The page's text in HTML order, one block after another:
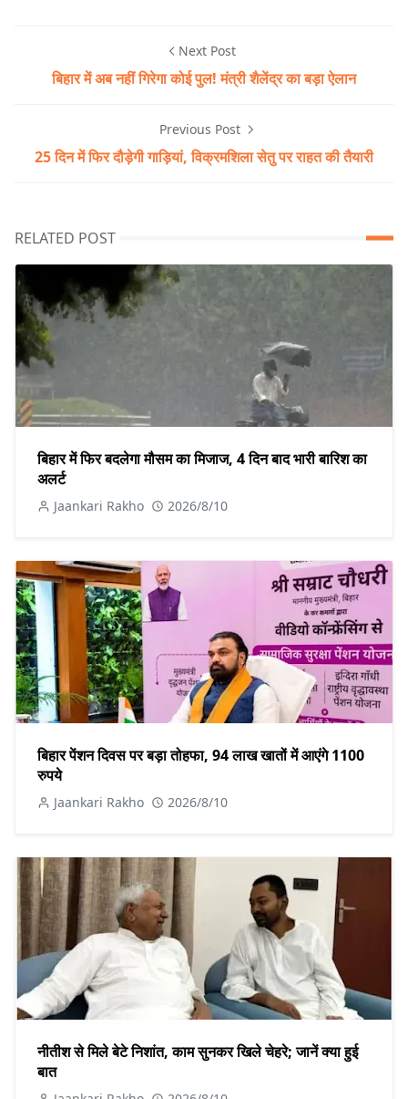
Next Post
बिहार में अब नहीं गिरेगा कोई पुल! मंत्री शैलेंद्र का बड़ा ऐलान
Previous Post
25 दिन में फिर दौड़ेगी गाड़ियां, विक्रमशिला सेतु पर राहत की तैयारी
RELATED POST
बिहार में फिर बदलेगा मौसम का मिजाज, 4 दिन बाद भारी बारिश का
अलर्ट
Jaankari Rakho 2026/8/10
बिहार पेंशन दिवस पर बड़ा तोहफा, 94 लाख खातों में आएंगे 1100
रुपये
Jaankari Rakho 2026/8/10
नीतीश से मिले बेटे निशांत, काम सुनकर खिले चेहरे; जानें क्या हुई
बात